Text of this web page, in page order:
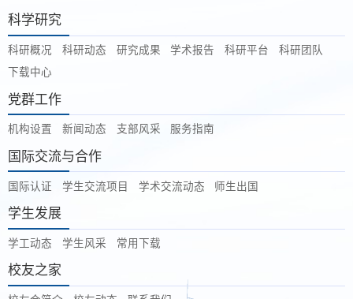
科学研究
科研概况 科研动态 研究成果 学术报告 科研平台
科研团队
下载中心
党群工作
机构设置 新闻动态 支部风采 服务指南
国际交流与合作
国际认证 学生交流项目 学术交流动态 师生出国
学生发展
学工动态 学生风采 常用下载
校友之家